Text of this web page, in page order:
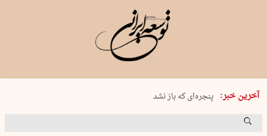
آخرین خبر:
چگونه قرارداد ۱۰۰ میلیاردی با ۱۰۰…
پنجره‌ای که باز نشد
۲۴۱ دقیقه جنون